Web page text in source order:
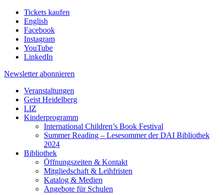
Tickets kaufen
English
Facebook
Instagram
YouTube
LinkedIn
Newsletter abonnieren
Veranstaltungen
Geist Heidelberg
LIZ
Kinderprogramm
International Children’s Book Festival
Summer Reading – Lesesommer der DAI Bibliothek
2024
Bibliothek
Öffnungszeiten & Kontakt
Mitgliedschaft & Leihfristen
Katalog & Medien
Angebote für Schulen